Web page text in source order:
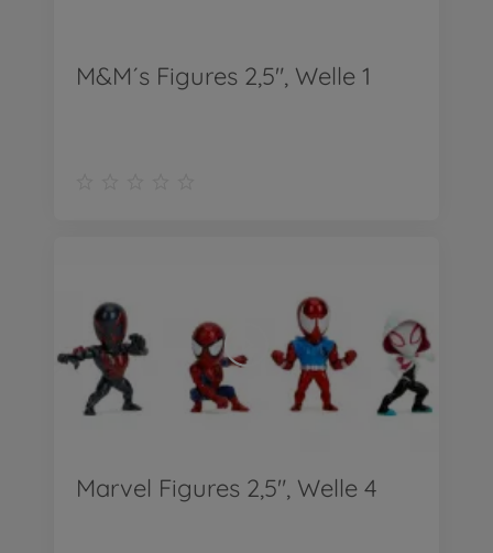
M&M´s Figures 2,5", Welle 1
Marvel Figures 2,5", Welle 4